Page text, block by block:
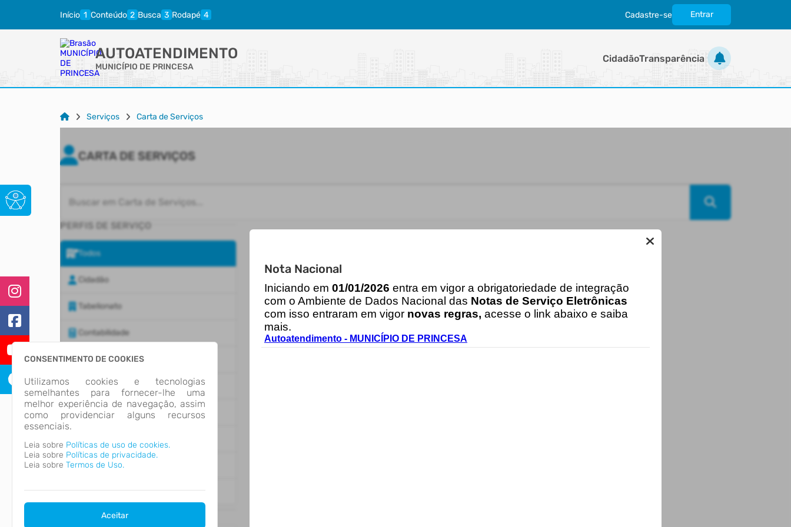
Início Conteúdo Busca Rodapé Cadastre-se Entrar
AUTOATENDIMENTO
MUNICÍPIO DE PRINCESA
CidadãoTransparência
Serviços Carta de Serviços
CONSENTIMENTO DE COOKIES
Utilizamos cookies e tecnologias
semelhantes para fornecer-lhe uma
melhor experiência de navegação, assim
como providenciar alguns recursos
essenciais.
Leia sobre Políticas de uso de cookies.
Leia sobre Políticas de privacidade.
Leia sobre Termos de Uso.
Aceitar
Nota Nacional
Iniciando em 01/01/2026 entra em vigor a obrigatoriedade de integração
com o Ambiente de Dados Nacional das Notas de Serviço Eletrônicas
com isso entraram em vigor novas regras, acesse o link abaixo e saiba
mais.
Autoatendimento - MUNICÍPIO DE PRINCESA
CARTA DE SERVIÇOS
Buscar em Carta de Serviços...
PERFIS DE SERVIÇO
Todos
Cidadão
Tabelionato
Contabilidade
Empresa
Fornecedores
Imobiliária
Bancos
Engenheiro
CATEGORIAS